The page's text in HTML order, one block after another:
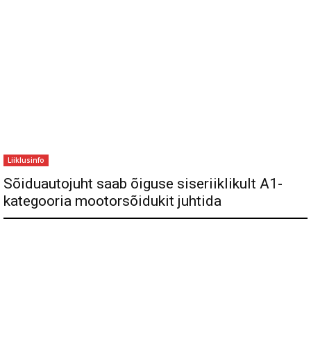
Liiklusinfo
Sõiduautojuht saab õiguse siseriiklikult A1-
kategooria mootorsõidukit juhtida